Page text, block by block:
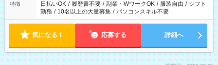
特徴 日払いOK / 履歴書不要 / 副業・WワークOK / 服装自由 / シフト
勤務 / 10名以上の大量募集 / パソコンスキル不要
気になる！ 応募する 詳細へ